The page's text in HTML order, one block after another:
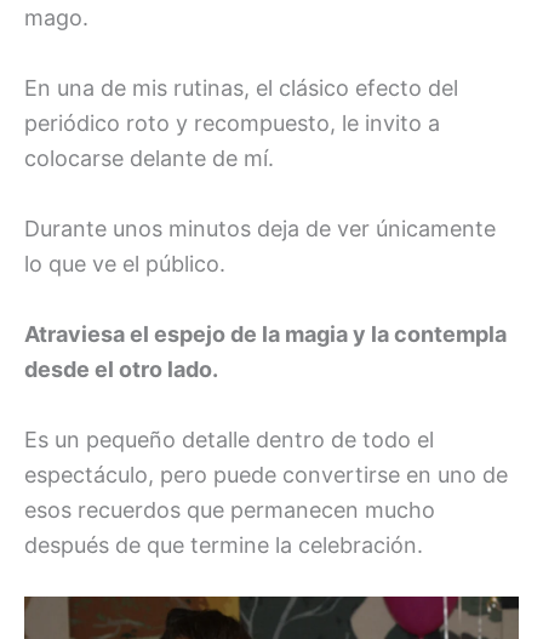
mago.
En una de mis rutinas, el clásico efecto del
periódico roto y recompuesto, le invito a
colocarse delante de mí.
Durante unos minutos deja de ver únicamente
lo que ve el público.
Atraviesa el espejo de la magia y la contempla
desde el otro lado.
Es un pequeño detalle dentro de todo el
espectáculo, pero puede convertirse en uno de
esos recuerdos que permanecen mucho
después de que termine la celebración.